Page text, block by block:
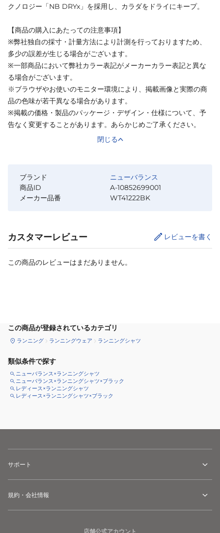
クノロジー「NB DRYx」を採用し、カラダをドライにキープ。
【商品の購入にあたっての注意事項】
※弊社独自の採寸・計量方法により計測を行っておりますため、
多少の誤差が生じる場合がございます。
※一部商品において弊社カラー表記がメーカーカラー表記と異な
る場合がございます。
※ブラウザやお使いのモニター環境により、掲載画像と実際の商
品の色味が若干異なる場合があります。
※掲載の価格・製品のパッケージ・デザイン・仕様について、予
告なく変更することがあります。あらかじめご了承ください。
閉じる
ブランド
ニューバランス
商品ID
A-10852699001
メーカー品番
WT41222BK
カスタマーレビュー レビューを書く
この商品のレビューはまだありません。
この商品が登録されているカテゴリ
ランニング ランニングウェア ランニングシャツ
類似条件で探す
ニューバランス×ランニングシャツ
ニューバランス×ランニングシャツ×ブラック
レディース×ランニングシャツ
レディース×ランニングシャツ×ブラック
サポート
規約・会社情報
店舗公式アカウント